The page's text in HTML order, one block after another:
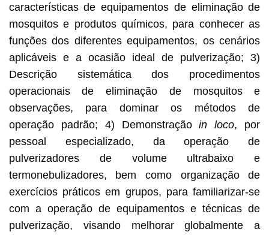
características de equipamentos de eliminação de
mosquitos e produtos químicos, para conhecer as
funções dos diferentes equipamentos, os cenários
aplicáveis e a ocasião ideal de pulverização; 3)
Descrição sistemática dos procedimentos
operacionais de eliminação de mosquitos e
observações, para dominar os métodos de
operação padrão; 4) Demonstraçãoin loco, por
pessoal especializado, da operação de
pulverizadores de volume ultrabaixo e
termonebulizadores, bem como organização de
exercícios práticos em grupos, para familiarizar-se
com a operação de equipamentos e técnicas de
pulverização, visando melhorar globalmente a